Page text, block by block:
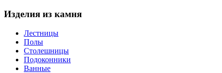
Изделия из камня
Лестницы
Полы
Столешницы
Подоконники
Ванные